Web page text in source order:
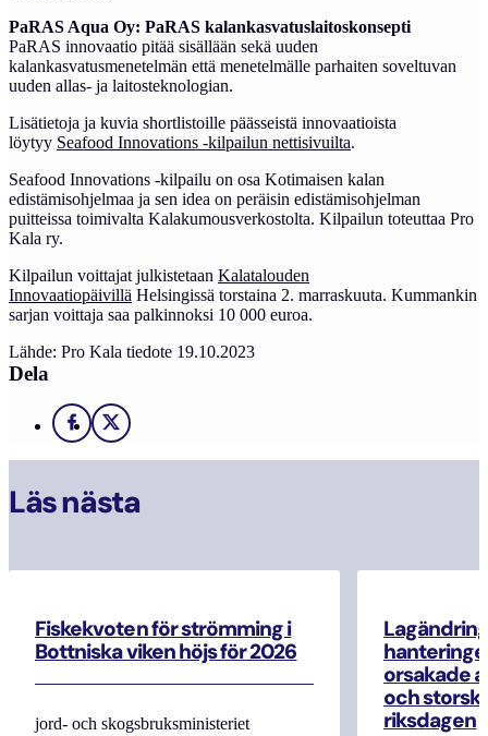
PaRAS Aqua Oy: PaRAS kalankasvatuslaitoskonsepti
PaRAS innovaatio pitää sisällään sekä uuden
kalankasvatusmenetelmän että menetelmälle parhaiten soveltuvan
uuden allas- ja laitosteknologian.
Lisätietoja ja kuvia shortlistoille päässeistä innovaatioista
löytyy Seafood Innovations -kilpailun nettisivuilta.
Seafood Innovations -kilpailu on osa Kotimaisen kalan
edistämisohjelmaa ja sen idea on peräisin edistämisohjelman
puitteissa toimivalta Kalakumousverkostolta. Kilpailun toteuttaa Pro
Kala ry.
Kilpailun voittajat julkistetaan Kalatalouden
Innovaatiopäivillä Helsingissä torstaina 2. marraskuuta. Kummankin
sarjan voittaja saa palkinnoksi 10 000 euroa.
Lähde: Pro Kala tiedote 19.10.2023
Dela
Facebook
X
Läs nästa
Fiskekvoten för strömming i
Bottniska viken höjs för 2026
jord- och skogsbruksministeriet
orsakade
och
riksdagen